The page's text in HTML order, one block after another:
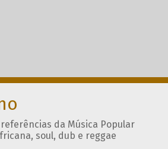
da Música Popular
soul, dub e reggae